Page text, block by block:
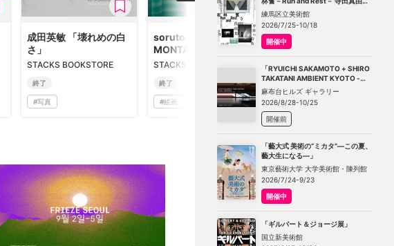
成田英敏 「壊れめの白
さ」
STACKS BOOKSTORE
終了
#写真
soruto 「TRAINING
MONTAGE」
STACKS BOOKSTORE
終了
#絵画・平面
－不在の存在－」
練馬区立美術館
2026/7/25-10/18
開催中
「RYUICHI SAKAMOTO + SHIRO
TAKATANI AMBIENT KYOTO -
TOKYO」
麻布台ヒルズ ギャラリー
2026/8/28-10/25
開催前
「藝大式 美術の“ミカタ”―この夏、
藝大生になる―」
東京藝術大学 大学美術館・陳列館
2026/7/24-9/23
開催中
「ギルバート＆ジョージ展」
国立新美術館